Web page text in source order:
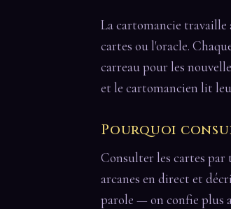
La cartomancie
cartes ou l'oracle.
carreau pour les
et le cartomancien lit
Pourquoi
Consulter les cartes par
arcanes en direct et
parole — on confie plus